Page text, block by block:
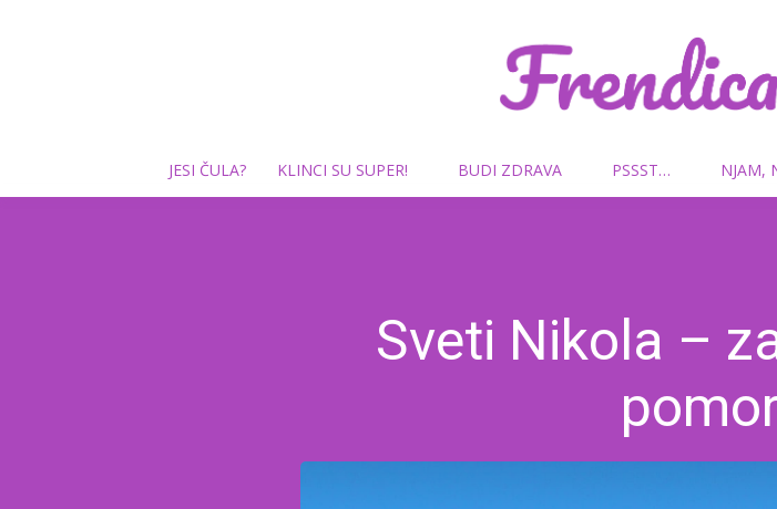
JESI ČULA? KLINCI SU SUPER! BUDI ZDRAVA PSSST… NJAM,
Sveti Nikola –